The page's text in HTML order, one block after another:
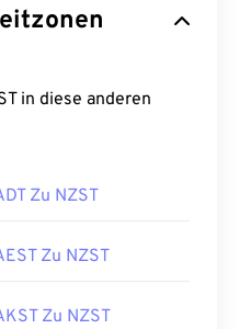
in diese anderen
Zu NZST
Zu NZST
Zu NZST